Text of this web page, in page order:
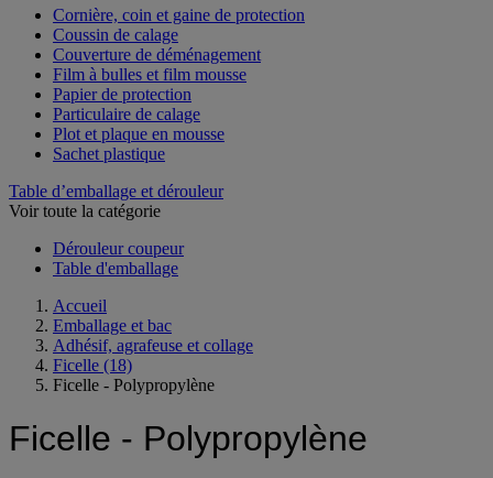
Cornière, coin et gaine de protection
Coussin de calage
Couverture de déménagement
Film à bulles et film mousse
Papier de protection
Particulaire de calage
Plot et plaque en mousse
Table d’emballage et dérouleur
Dérouleur coupeur
Accueil
Emballage et bac
Adhésif, agrafeuse et collage
Ficelle (18)
Ficelle - Polypropylène